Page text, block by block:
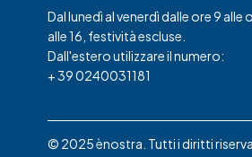
Dal lunedì al venerdì dalle ore 9 alle
alle 16, festività escluse.
Dall'estero utilizzare il numero:
+ 39 0240031181
© 2025 ènostra. Tutti i diritti